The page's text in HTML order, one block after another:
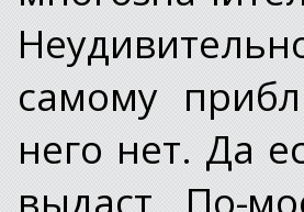
самому
него нет. Да
выдаст. По-